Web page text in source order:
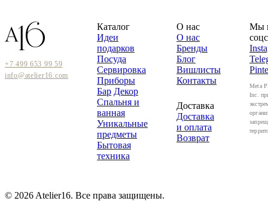
+7 499 653 99 59
info@atelier16.com
Каталог
Идеи
подарков
Посуда
Сервировка
Приборы
Бар Декор
Спальня и
ванная
Уникальные
предметы
Бытовая
техника
О нас
О нас
Бренды
Блог
Вишлисты
Контакты
Доставка
Доставка
и оплата
Возврат
Мы
Meta
Inc.
© 2026 Atelier16. Все права защищены.